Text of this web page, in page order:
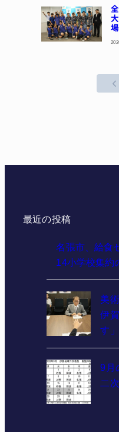
最近の投稿
名張市、給食
14小学校集約
美
伊
す」
9月
二